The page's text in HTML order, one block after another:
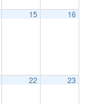
15 16
22 23